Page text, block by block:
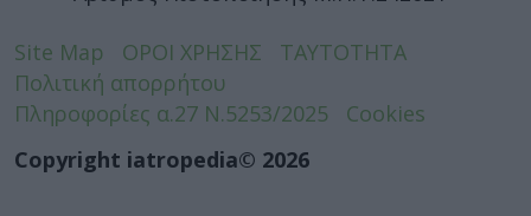
Site Map ΟΡΟΙ ΧΡΗΣΗΣ
ΤΑΥΤΟΤΗΤΑ
Πολιτική απορρήτου
Πληροφορίες α.27 Ν.5253/2025
Cookies
Copyright iatropedia© 2026